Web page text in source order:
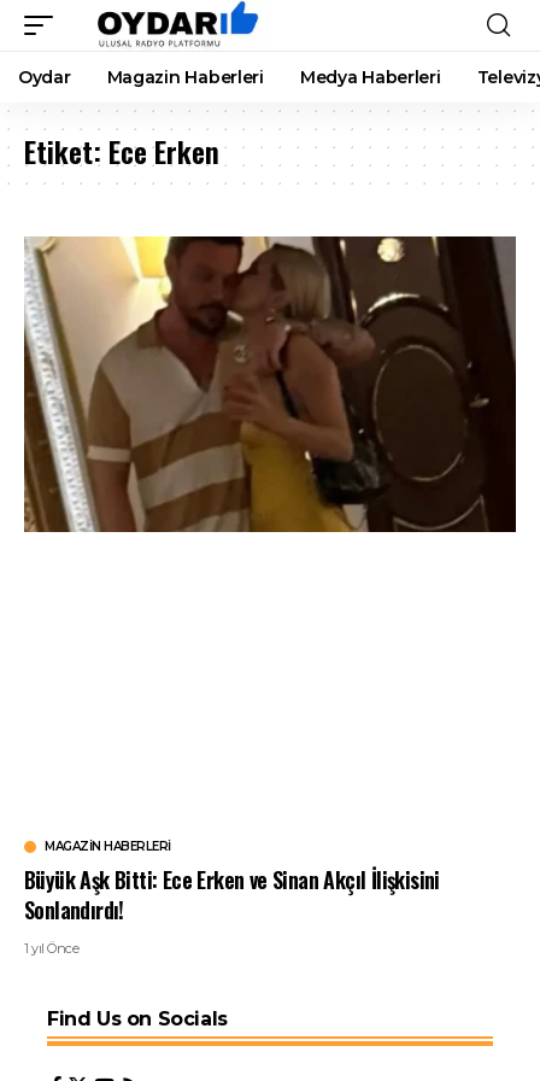
Oydar Magazin Haberleri Medya Haberleri
Etiket: Ece Erken
MAGAZIN HABERLERI
Büyük Aşk Bitti: Ece Erken ve Sinan Akçıl İlişkisini
Sonlandırdı!
1 yıl Önce
Find Us on Socials